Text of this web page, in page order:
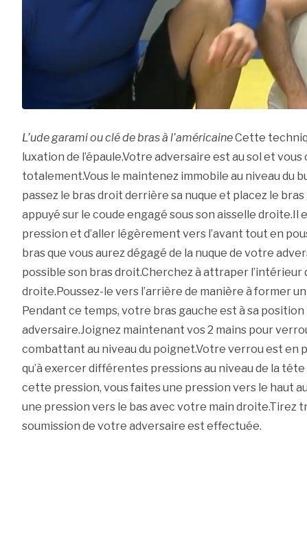
L’ude garami ou clé de bras à l’américaineCette
luxation de l’épaule.Votre adversaire est au sol et
totalement.Vous le maintenez immobile au niveau du
passez le bras droit derrière sa nuque et placez le
appuyé sur le coude engagé sous son aisselle droite.Il
pression et d’aller légèrement vers l’avant tout en
bras que vous aurez dégagé de la nuque de votre
possible son bras droit.Cherchez à attraper l’intérieur
droite.Poussez-le vers l’arrière de manière à former
Pendant ce temps, votre bras gauche est à sa
adversaire.Joignez maintenant vos 2 mains pour
combattant au niveau du poignet.Votre verrou est en
qu’à exercer différentes pressions au niveau de la tête
cette pression, vous faites une pression vers le haut
une pression vers le bas avec votre main droite.Tirez
soumission de votre adversaire est effectuée.